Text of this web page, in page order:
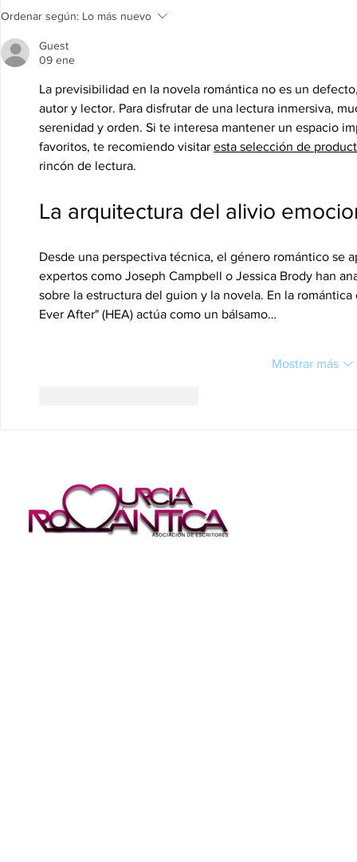
Diferencia entre novela feelgood
Ordenar según: Lo más nuevo
Guest
09 ene
La previsibilidad en la novela romántica no es un
autor y lector. Para disfrutar de una lectura inmersiva,
serenidad y orden. Si te interesa mantener un espacio
favoritos, te recomiendo visitar esta selección de
rincón de lectura.
La arquitectura del alivio
Desde una perspectiva técnica, el género romántico se
expertos como Joseph Campbell o Jessica Brody han
sobre la estructura del guion y la novela. En la
Ever After" (HEA) actúa como un bálsamo…
Mostrar más